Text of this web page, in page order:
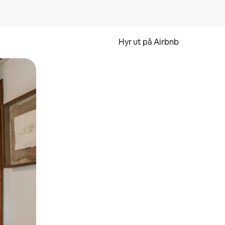
Hyr ut på Airbnb